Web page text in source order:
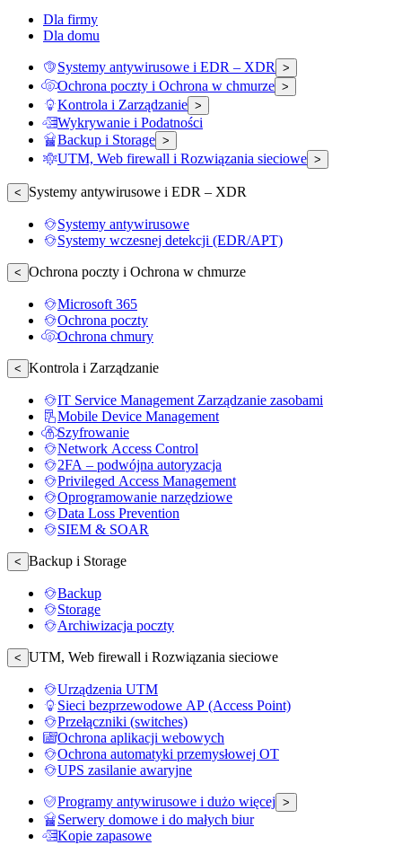
Dla firmy
Dla domu
Systemy antywirusowe i EDR – XDR >
Ochrona poczty i Ochrona w chmurze >
Kontrola i Zarządzanie >
Wykrywanie i Podatności
Backup i Storage >
UTM, Web firewall i Rozwiązania sieciowe >
< Systemy antywirusowe i EDR – XDR
Systemy antywirusowe
Systemy wczesnej detekcji (EDR/APT)
< Ochrona poczty i Ochrona w chmurze
Microsoft 365
Ochrona poczty
Ochrona chmury
< Kontrola i Zarządzanie
IT Service Management Zarządzanie zasobami
Mobile Device Management
Szyfrowanie
Network Access Control
2FA – podwójna autoryzacja
Privileged Access Management
Oprogramowanie narzędziowe
Data Loss Prevention
SIEM & SOAR
< Backup i Storage
Backup
Storage
Archiwizacja poczty
< UTM, Web firewall i Rozwiązania sieciowe
Urządzenia UTM
Sieci bezprzewodowe AP (Access Point)
Przełączniki (switches)
Ochrona aplikacji webowych
Ochrona automatyki przemysłowej OT
UPS zasilanie awaryjne
Programy antywirusowe i dużo więcej >
Serwery domowe i do małych biur
Kopie zapasowe